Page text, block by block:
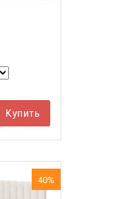
Купить
40%